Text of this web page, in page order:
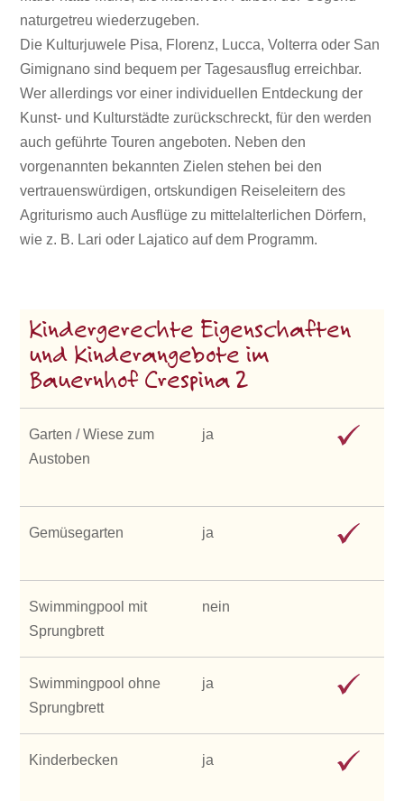
naturgetreu wiederzugeben.
Die Kulturjuwele Pisa, Florenz, Lucca, Volterra oder San
Gimignano sind bequem per Tagesausflug erreichbar.
Wer allerdings vor einer individuellen Entdeckung der
Kunst- und Kulturstädte zurückschreckt, für den werden
auch geführte Touren angeboten. Neben den
vorgenannten bekannten Zielen stehen bei den
vertrauenswürdigen, ortskundigen Reiseleitern des
Agriturismo auch Ausflüge zu mittelalterlichen Dörfern,
wie z. B. Lari oder Lajatico auf dem Programm.
Kindergerechte Eigenschaften
und Kinderangebote im
Bauernhof Crespina 2
Garten / Wiese zum
Austoben
ja
Gemüsegarten ja
Swimmingpool mit
Sprungbrett
nein
Swimmingpool ohne
Sprungbrett
ja
Kinderbecken ja